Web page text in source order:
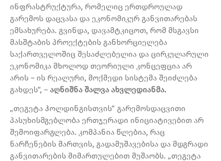
ინფრასტრუქტურა, რომელიც ერთდროულად
გარემოს დაცვასა და ეკონომიკურ განვითარებას
ემსახურება. გვინდა, დავამტკიცოთ, რომ მსგავსი
მასშტაბის პროექტების განხორციელება
საქართველოშიც შესაძლებელია და ცირკულარული
ეკონომიკა მხოლოდ თეორიული კონცეფცია არ
არის – ის რეალური, მოქმედი სისტემა შეიძლება
გახდეს“, – აღნიშნა შალვა ახვლედიანმა.
„თეგეტა ჰოლდინგისთვის“ გარემოსდაცვითი
პასუხისმგებლობა ერთჯერადი ინიციატივებით არ
შემოიფარგლება. კომპანია წლებია, რაც
ნარჩენების მართვის, გადამუშავებისა და მდგრადი
განვითარების მიმართულებით მუშაობს. „თეგეტა